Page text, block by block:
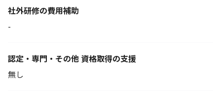
社外研修の費用補助
-
認定・専門・その他 資格取得の支援
無し